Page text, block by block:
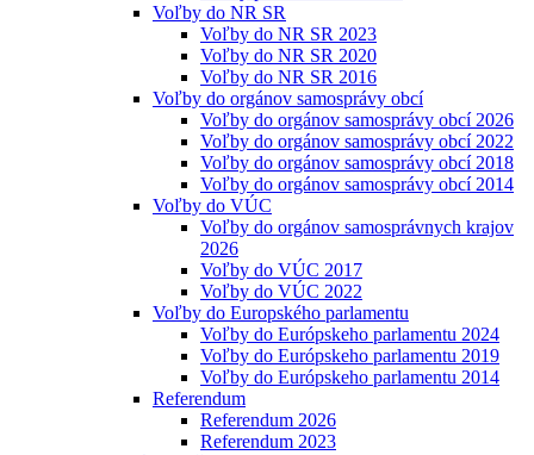
Voľby do NR SR
Voľby do NR SR 2023
Voľby do NR SR 2020
Voľby do NR SR 2016
Voľby do orgánov samosprávy obcí
Voľby do orgánov samosprávy obcí 2026
Voľby do orgánov samosprávy obcí 2022
Voľby do orgánov samosprávy obcí 2018
Voľby do orgánov samosprávy obcí 2014
Voľby do VÚC
Voľby do orgánov samosprávnych krajov
2026
Voľby do VÚC 2017
Voľby do VÚC 2022
Voľby do Europského parlamentu
Voľby do Európskeho parlamentu 2024
Voľby do Európskeho parlamentu 2019
Voľby do Európskeho parlamentu 2014
Referendum
Referendum 2026
Referendum 2023